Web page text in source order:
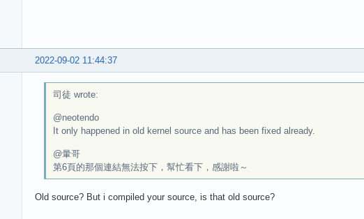
2022-09-02 11:44:37
司徒 wrote:
@neotendo
It only happened in old kernel source and has been fixed already.
@暈哥
第6頁的那個連結無法按下，幫忙看下，感謝啦～
Old source? But i compiled your source, is that old source?